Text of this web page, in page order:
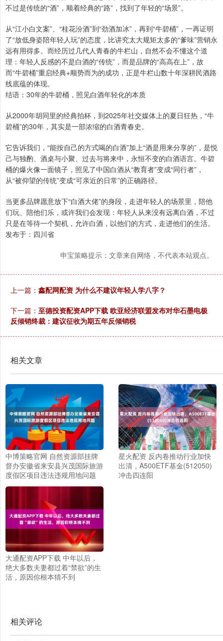
不过是传统的“酒”，顺着经典的“路”，找到了年轻的“场景”。
从“江小白文案”、“桂花汾酒”到“劲酒加冰”，再到“牛碧桶”，一再证明
了“放低身姿陪年轻人玩”的态度，比讲究太大规矩太多的“爹味”营销永
远有用得多。而经历过几代人青春的牛栏山，自然不会不懂这个道
理：年轻人反感的不是白酒的“传统”，而是品牌的“高高在上”，故
而“牛碧桶”重启经典+顺势而为的成功，正是牛栏山数十年深耕民酒路
线底蕴的体现。
结语：30年的牛碧桶，照见白酒年轻化的本质
从2000年胡同里的经典拍杯，到2025年社交媒体上的夏日狂热，“牛
碧桶”的30年，其实是一部浓缩的白酒青春史。
它告诉我们，“能按自己的方式喝的白酒”加上“酒是用来分享的”，是悦
己与独酌、酒桌与小聚、过去与将来中，永恒不变的白酒语言。牛碧
桶的爆火像一面镜子，照见了中国白酒从“教育者”变成“同行者”，
从“被仰望的传统”变成“可亲近的日常”的正确路径。
当更多品牌愿意放下“白酒大佬”的身段，走进年轻人的场景里，陪他
们玩、陪他们乐，或许我们会发现：年轻人从来没有远离白酒，不过
只是在等待一个契机，允许白酒，以他们的方式，走进他们的生活。
发布于：四川省
申宝策略提示：文章来自网络，不代表本站观点。
上一篇： 鑫配网配资 为什么不建议年轻人学八字？
下一篇： 至德投资配资APP下载 欧亚经济联盟发布对华石墨电极
反倾销终裁：建议征收为期五年反倾销税
相关文章
中博策略官网 自然资源部挂牌
督办安徽省来安县兴茂国际旅游
度假区项目违法违规用地问题
星火配资 反内卷推动行业加快
出清，A500ETF基金(512050)
冲击四连阳
大通配资APP下载 中年以后，
绝大多数夫妻都过着“禁欲”的生
活，原因你根本猜不到
相关评论